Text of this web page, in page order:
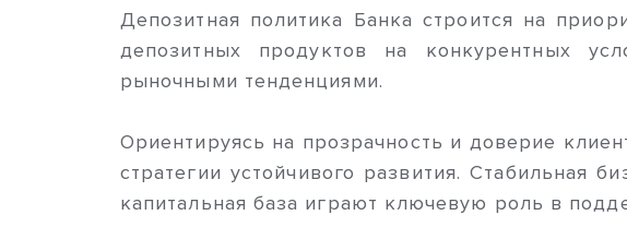
Депозитная политика Банка строится на
депозитных продуктов на конкурентных
рыночными тенденциями.
Ориентируясь на прозрачность и доверие
стратегии устойчивого развития. Стабильная
капитальная база играют ключевую роль в